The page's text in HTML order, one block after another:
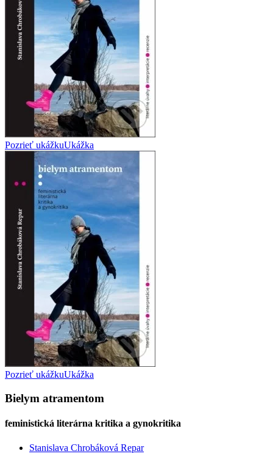
Pozrieť ukážkuUkážka
Pozrieť ukážkuUkážka
Bielym atramentom
feministická literárna kritika a gynokritika
Stanislava Chrobáková Repar